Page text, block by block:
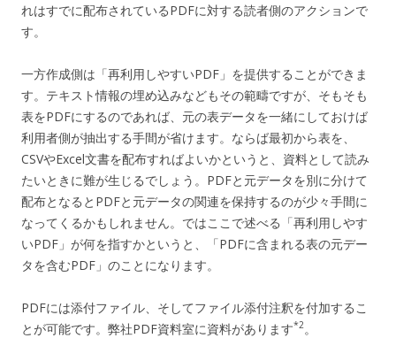
れはすでに配布されているPDFに対する読者側のアクションで
す。
一方作成側は「再利用しやすいPDF」を提供することができま
す。テキスト情報の埋め込みなどもその範疇ですが、そもそも
表をPDFにするのであれば、元の表データを一緒にしておけば
利用者側が抽出する手間が省けます。ならば最初から表を、
CSVやExcel文書を配布すればよいかというと、資料として読み
たいときに難が生じるでしょう。PDFと元データを別に分けて
配布となるとPDFと元データの関連を保持するのが少々手間に
なってくるかもしれません。ではここで述べる「再利用しやす
いPDF」が何を指すかというと、「PDFに含まれる表の元デー
タを含むPDF」のことになります。
PDFには添付ファイル、そしてファイル添付注釈を付加するこ
とが可能です。弊社PDF資料室に資料があります*2。